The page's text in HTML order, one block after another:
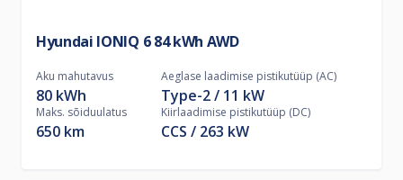
Hyundai IONIQ 6 84 kWh AWD
Aku mahutavus
80 kWh
Maks. sõiduulatus
650 km
Aeglase laadimise pistikutüüp (AC)
Type-2 11 kW
Kiirlaadimise pistikutüüp (DC)
CCS 263 kW